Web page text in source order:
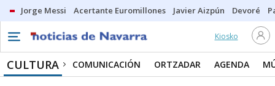
Jorge Messi Acertante Euromillones Javier Aizpún Devoré
Kiosko
CULTURA COMUNICACIÓN ORTZADAR AGENDA